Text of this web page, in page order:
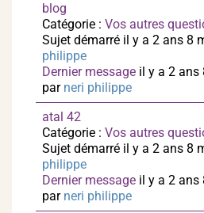
blog
Catégorie : Vos autres
Sujet démarré il y a 2 ans 8
philippe
Dernier message il y a 2 ans
par neri philippe
atal 42
Catégorie : Vos autres
Sujet démarré il y a 2 ans 8
philippe
Dernier message il y a 2 ans
par neri philippe